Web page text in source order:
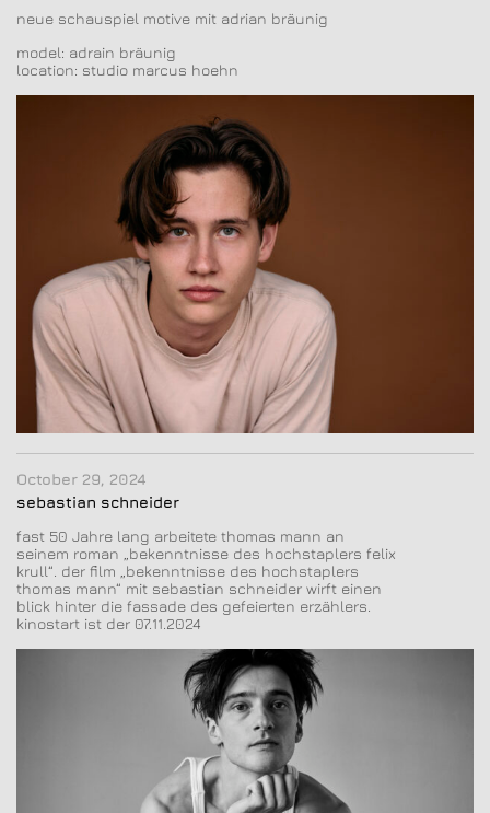
neue schauspiel motive mit adrian bräunig
model: adrain bräunig
location: studio marcus hoehn
October 29, 2024
sebastian schneider
fast 50 Jahre lang arbeitete thomas mann an
seinem roman „bekenntnisse des hochstaplers felix
krull“. der film „bekenntnisse des hochstaplers
thomas mann“ mit sebastian schneider wirft einen
blick hinter die fassade des gefeierten erzählers.
kinostart ist der 07.11.2024